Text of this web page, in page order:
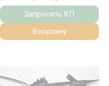
Запросить КП
В корзину